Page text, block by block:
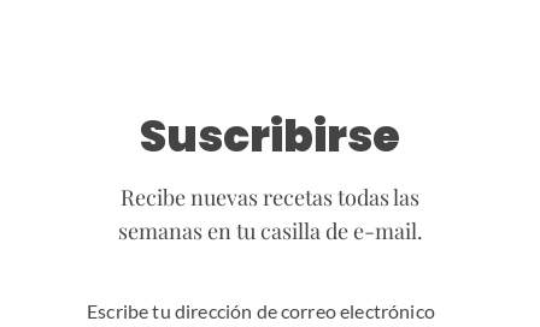
Suscribirse
Recibe nuevas recetas todas las
semanas en tu casilla de e-mail.